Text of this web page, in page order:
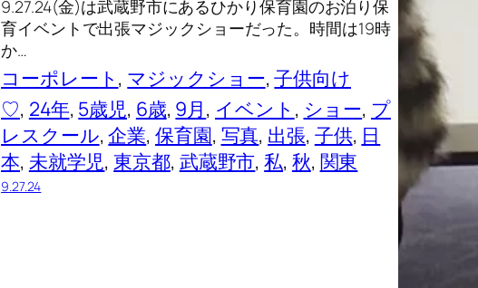
9.27.24(金)は武蔵野市にあるひかり保育園のお泊り保
育イベントで出張マジックショーだった。時間は19時
か…
コーポレート , マジックショー, 子供向け
♡, 24年, 5歳児, 6歳, 9月, イベント , ショー, プ
レスクール, 企業, 保育園, 写真, 出張, 子供, 日
本, 未就学児, 東京都, 武蔵野市, 私, 秋, 関東
9.27.24